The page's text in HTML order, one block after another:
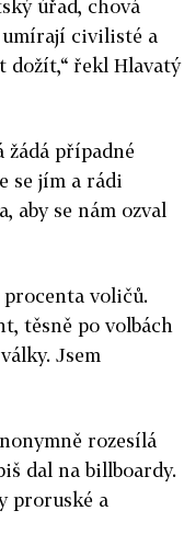
úřad, chová
umírají civilisté a
dožít,“ řekl Hlavatý
žádá případné
se jím a rádi
aby se nám ozval
procenta voličů.
těsně po volbách
Jsem
rozesílá
dal na billboardy.
proruské a